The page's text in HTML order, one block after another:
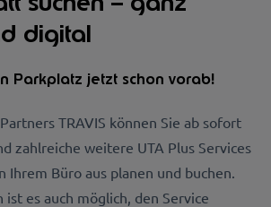
digital
Parkplatz jetzt schon vorab!
TRAVIS können Sie ab sofort
zahlreiche weitere UTA Plus Services
Ihrem Büro aus planen und buchen.
ist es auch möglich, den Service